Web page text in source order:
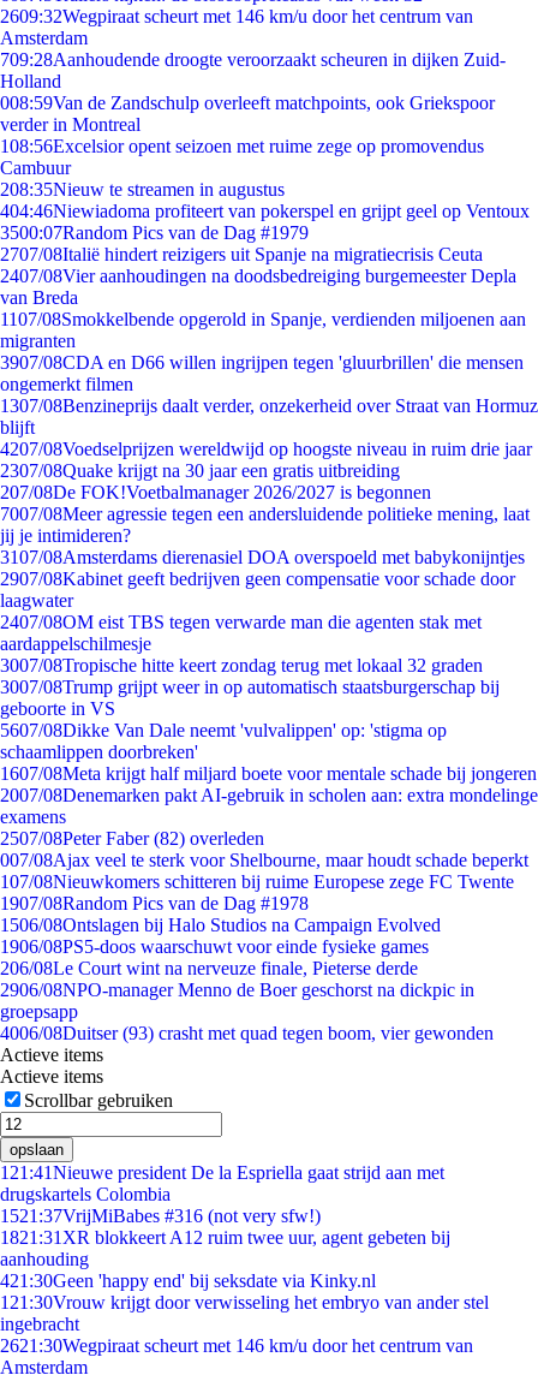
2609:32Wegpiraat scheurt met 146 km/u door het centrum van
Amsterdam
709:28Aanhoudende droogte veroorzaakt scheuren in dijken Zuid-
Holland
008:59Van de Zandschulp overleeft matchpoints, ook Griekspoor
verder in Montreal
108:56Excelsior opent seizoen met ruime zege op promovendus
Cambuur
208:35Nieuw te streamen in augustus
404:46Niewiadoma profiteert van pokerspel en grijpt geel op Ventoux
3500:07Random Pics van de Dag #1979
2707/08Italië hindert reizigers uit Spanje na migratiecrisis Ceuta
2407/08Vier aanhoudingen na doodsbedreiging burgemeester Depla
van Breda
1107/08Smokkelbende opgerold in Spanje, verdienden miljoenen aan
migranten
3907/08CDA en D66 willen ingrijpen tegen 'gluurbrillen' die mensen
ongemerkt filmen
1307/08Benzineprijs daalt verder, onzekerheid over Straat van Hormuz
blijft
4207/08Voedselprijzen wereldwijd op hoogste niveau in ruim drie jaar
2307/08Quake krijgt na 30 jaar een gratis uitbreiding
207/08De FOK!Voetbalmanager 2026/2027 is begonnen
7007/08Meer agressie tegen een andersluidende politieke mening, laat
jij je intimideren?
3107/08Amsterdams dierenasiel DOA overspoeld met babykonijntjes
2907/08Kabinet geeft bedrijven geen compensatie voor schade door
laagwater
2407/08OM eist TBS tegen verwarde man die agenten stak met
aardappelschilmesje
3007/08Tropische hitte keert zondag terug met lokaal 32 graden
3007/08Trump grijpt weer in op automatisch staatsburgerschap bij
geboorte in VS
5607/08Dikke Van Dale neemt 'vulvalippen' op: 'stigma op
schaamlippen doorbreken'
1607/08Meta krijgt half miljard boete voor mentale schade bij jongeren
2007/08Denemarken pakt AI-gebruik in scholen aan: extra mondelinge
examens
2507/08Peter Faber (82) overleden
007/08Ajax veel te sterk voor Shelbourne, maar houdt schade beperkt
107/08Nieuwkomers schitteren bij ruime Europese zege FC Twente
1907/08Random Pics van de Dag #1978
1506/08Ontslagen bij Halo Studios na Campaign Evolved
1906/08PS5-doos waarschuwt voor einde fysieke games
206/08Le Court wint na nerveuze finale, Pieterse derde
2906/08NPO-manager Menno de Boer geschorst na dickpic in
groepsapp
4006/08Duitser (93) crasht met quad tegen boom, vier gewonden
Actieve items
Actieve items
Scrollbar gebruiken
opslaan
1 21:41Nieuwe president De la Espriella gaat strijd aan met
drugskartels Colombia
1521:37VrijMiBabes #316 (not very sfw!)
1821:31 XR blokkeert A12 ruim twee uur, agent gebeten bij
aanhouding
421:30Geen 'happy end' bij seksdate via Kinky.nl
1 21:30Vrouw krijgt door verwisseling het embryo van ander stel
ingebracht
2621:30Wegpiraat scheurt met 146 km/u door het centrum van
Amsterdam